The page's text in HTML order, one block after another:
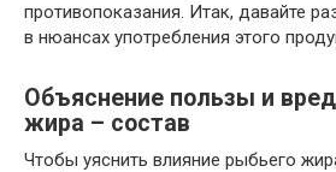
противопоказания. Итак, давайте
в нюансах употребления этого
Объяснение пользы и
жира – состав
Чтобы уяснить влияние рыбьего